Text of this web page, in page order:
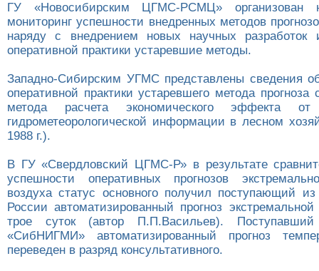
ГУ «Новосибирским ЦГМС-РСМЦ»
мониторинг успешности внедренных методов
наряду с внедрением новых научных разработок
оперативной практики устаревшие методы.
Западно-Сибирским УГМС представлены сведения
оперативной практики устаревшего метода прогноза
метода расчета экономического эффекта от
гидрометеорологической информации в лесном
1988 г.).
В ГУ «Свердловский ЦГМС-Р» в результате
успешности оперативных прогнозов
воздуха статус основного получил поступающий из
России автоматизированный прогноз
трое суток (автор П.П.Васильев).
«СибНИГМИ» автоматизированный прогноз
переведен в разряд консультативного.